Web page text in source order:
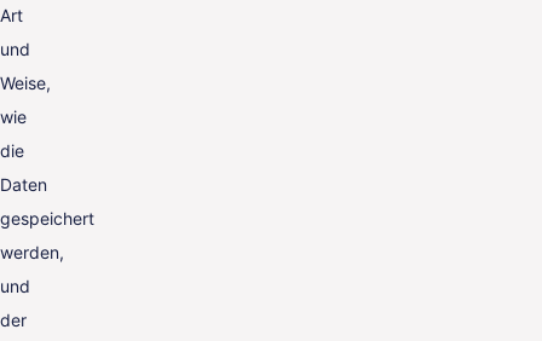
Art
und
Weise,
wie
die
Daten
gespeichert
werden,
und
der